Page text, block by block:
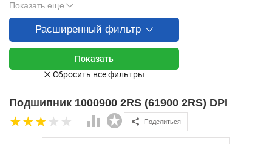
Показать еще
Расширенный фильтр
Подшипник 1000900 2RS (61900 2RS) DPI
Поделиться